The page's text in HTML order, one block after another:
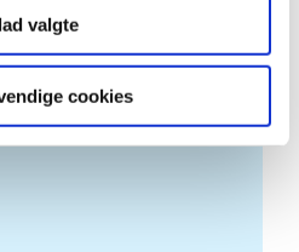
valgte
cookies